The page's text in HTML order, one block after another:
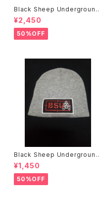
Black Sheep Underground
¥2,450
50%OFF
Black Sheep Underground
ニットキャップ
¥1,450
50%OFF